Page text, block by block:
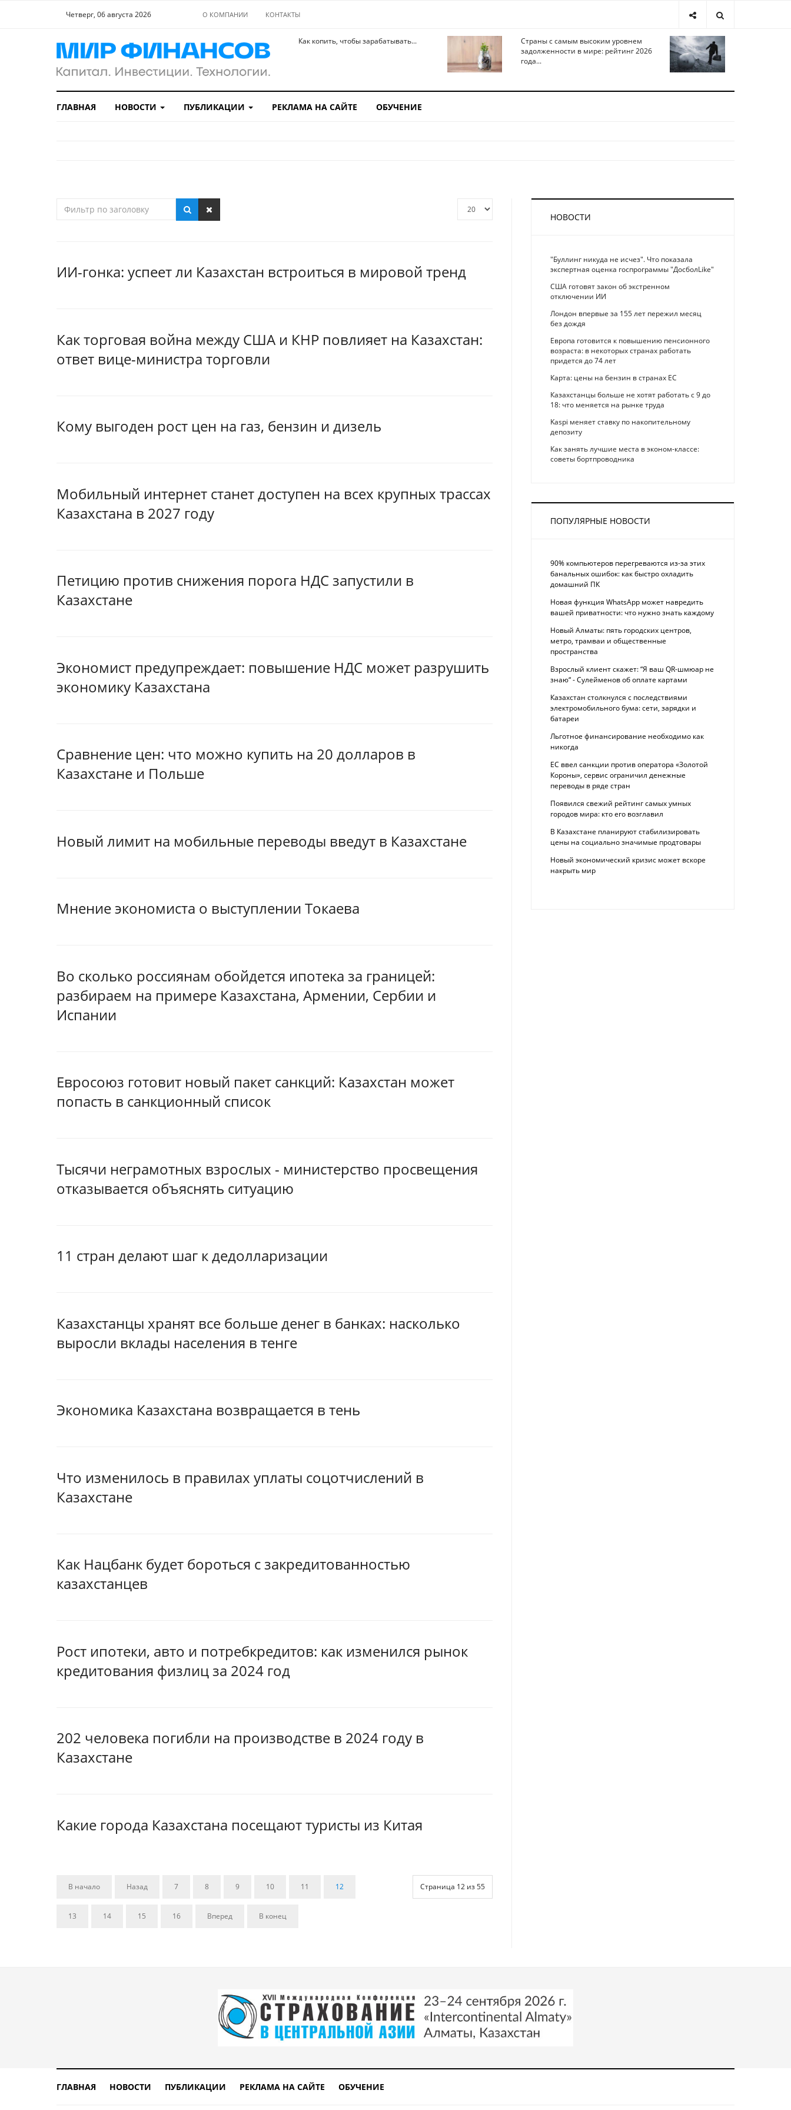
Четверг, 06 августа 2026 О КОМПАНИИ КОНТАКТЫ
Как копить, чтобы зарабатывать...
Страны с самым высоким уровнем
задолженности в мире: рейтинг 2026
года...
ГЛАВНАЯ НОВОСТИ ПУБЛИКАЦИИ РЕКЛАМА НА САЙТЕ ОБУЧЕНИЕ
ИИ-гонка: успеет ли Казахстан встроиться в мировой тренд
Как торговая война между США и КНР повлияет на Казахстан:
ответ вице-министра торговли
Кому выгоден рост цен на газ, бензин и дизель
Мобильный интернет станет доступен на всех крупных трассах
Казахстана в 2027 году
Петицию против снижения порога НДС запустили в
Казахстане
Экономист предупреждает: повышение НДС может разрушить
экономику Казахстана
Сравнение цен: что можно купить на 20 долларов в
Казахстане и Польше
Новый лимит на мобильные переводы введут в Казахстане
Мнение экономиста о выступлении Токаева
Во сколько россиянам обойдется ипотека за границей:
разбираем на примере Казахстана, Армении, Сербии и
Испании
Евросоюз готовит новый пакет санкций: Казахстан может
попасть в санкционный список
Тысячи неграмотных взрослых - министерство просвещения
отказывается объяснять ситуацию
11 стран делают шаг к дедолларизации
Казахстанцы хранят все больше денег в банках: насколько
выросли вклады населения в тенге
Экономика Казахстана возвращается в тень
Что изменилось в правилах уплаты соцотчислений в
Казахстане
Как Нацбанк будет бороться с закредитованностью
казахстанцев
Рост ипотеки, авто и потребкредитов: как изменился рынок
кредитования физлиц за 2024 год
202 человека погибли на производстве в 2024 году в
Казахстане
Какие города Казахстана посещают туристы из Китая
Страница 12 из 55
В начало Назад 7 8 9 10 11 12
13 14 15 16 Вперед В конец
НОВОСТИ
"Буллинг никуда не исчез". Что показала
экспертная оценка госпрограммы "ДосболLike"
США готовят закон об экстренном
отключении ИИ
Лондон впервые за 155 лет пережил месяц
без дождя
Европа готовится к повышению пенсионного
возраста: в некоторых странах работать
придется до 74 лет
Карта: цены на бензин в странах ЕС
Казахстанцы больше не хотят работать с 9 до
18: что меняется на рынке труда
Kaspi меняет ставку по накопительному
депозиту
Как занять лучшие места в эконом-классе:
советы бортпроводника
ПОПУЛЯРНЫЕ НОВОСТИ
90% компьютеров перегреваются из-за этих
банальных ошибок: как быстро охладить
домашний ПК
Новая функция WhatsApp может навредить
вашей приватности: что нужно знать каждому
Новый Алматы: пять городских центров,
метро, трамваи и общественные
пространства
Взрослый клиент скажет: “Я ваш QR-шмюар не
знаю“ - Сулейменов об оплате картами
Казахстан столкнулся с последствиями
электромобильного бума: сети, зарядки и
батареи
Льготное финансирование необходимо как
никогда
ЕС ввел санкции против оператора «Золотой
Короны», сервис ограничил денежные
переводы в ряде стран
Появился свежий рейтинг самых умных
городов мира: кто его возглавил
В Казахстане планируют стабилизировать
цены на социально значимые продтовары
Новый экономический кризис может вскоре
накрыть мир
ГЛАВНАЯ НОВОСТИ ПУБЛИКАЦИИ РЕКЛАМА НА САЙТЕ ОБУЧЕНИЕ